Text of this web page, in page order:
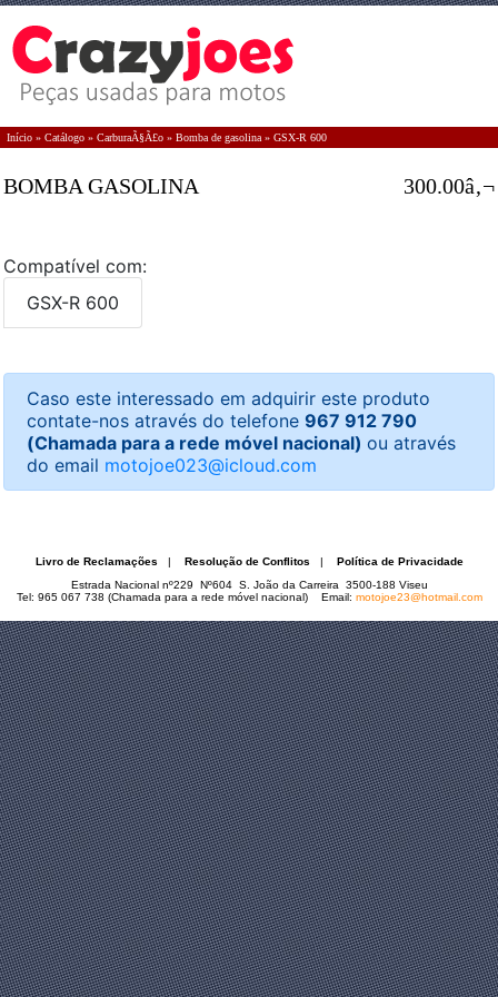
Início » Catálogo » CarburaÃ§Ã£o » Bomba de gasolina » GSX-R 600
BOMBA GASOLINA 300.00â‚¬
Compatível com:
GSX-R 600
Caso este interessado em adquirir este produto
contate-nos através do telefone 967 912 790
(Chamada para a rede móvel nacional) ou através
do email motojoe023@icloud.com
Livro de Reclamações | Resolução de Conflitos | Política de Privacidade
Estrada Nacional nº229 Nº604 S. João da Carreira 3500-188 Viseu
Tel: 965 067 738 (Chamada para a rede móvel nacional) Email: motojoe23@hotmail.com